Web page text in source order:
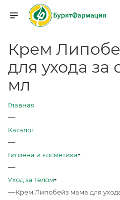
Крем
для ухода за
мл
Главная
—
Каталог
—
Гигиена и косметика
—
Уход за телом
—Крем Липобейз мама для